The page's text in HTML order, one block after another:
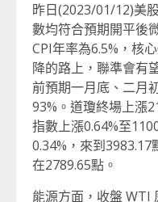
昨日(2023/01/12)美
數均符合預期開平後
CPI年率為6.5%，核
降的路上，聯準會有
前預期一月底、二月
93%。道瓊終場上漲
指數上漲0.64%至
0.34%，來到
在2789.65點。
能源方面，收盤 WTI